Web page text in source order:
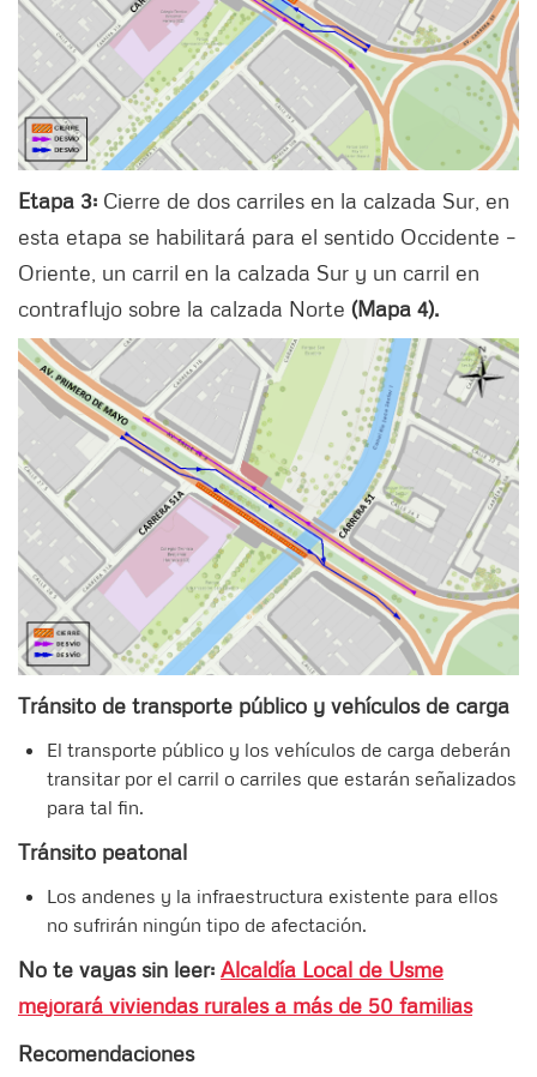
Etapa 3: Cierre de dos carriles en la calzada Sur, en
esta etapa se habilitará para el sentido Occidente –
Oriente, un carril en la calzada Sur y un carril en
contraflujo sobre la calzada Norte (Mapa 4).
Tránsito de transporte público y vehículos de carga
El transporte público y los vehículos de carga deberán
transitar por el carril o carriles que estarán señalizados
para tal fin.
Tránsito peatonal
Los andenes y la infraestructura existente para ellos
no sufrirán ningún tipo de afectación.
No te vayas sin leer: Alcaldía Local de Usme
mejorará viviendas rurales a más de 50 familias
Recomendaciones